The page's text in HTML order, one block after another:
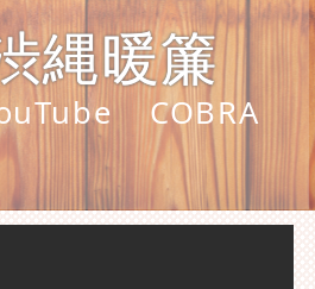
縄暖簾
COBRA